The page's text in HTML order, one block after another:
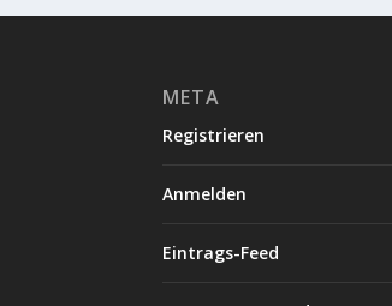
META
Registrieren
Anmelden
Eintrags-Feed